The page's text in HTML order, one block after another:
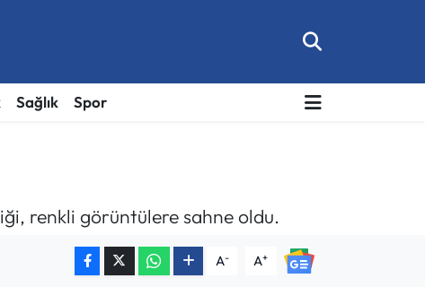
Sağlık Spor
renkli görüntülere sahne oldu.
A- A+